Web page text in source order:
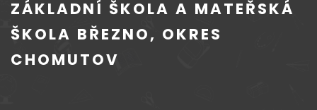
ZÁKLADNÍ ŠKOLA A MATEŘSKÁ
ŠKOLA BŘEZNO, OKRES
CHOMUTOV